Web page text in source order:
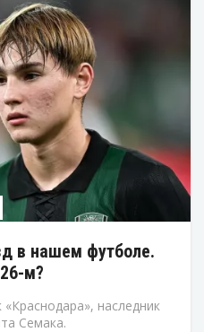
в нашем футболе.
м?
наследник
Семака.